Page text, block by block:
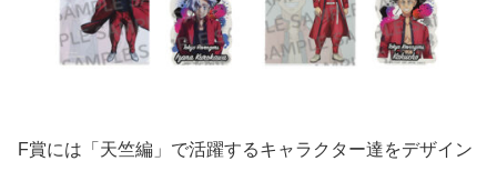
F賞には「天竺編」で活躍するキャラクター達をデザイン